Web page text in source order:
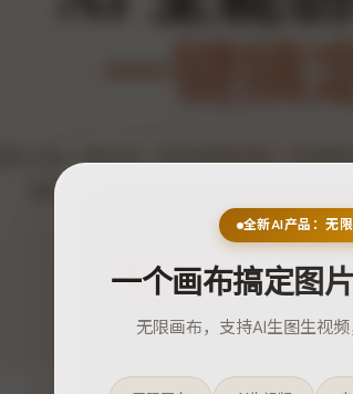
爆款文案一键生成，智能配图修图，视频
飙算工具箱50+功能覆盖创作全流程，
即刻开始 功能演示
全新AI产品：无
一个画布搞定图
无限画布，支持AI生图生视